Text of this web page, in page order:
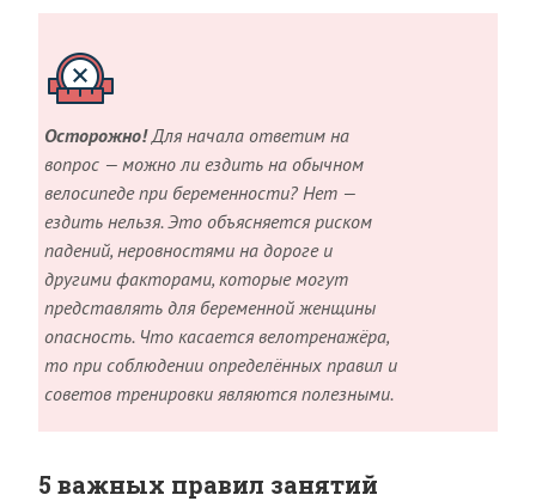
Осторожно!Для начала ответим на
вопрос — можно ли ездить на обычном
велосипеде при беременности? Нет —
ездить нельзя. Это объясняется риском
падений, неровностями на дороге и
другими факторами, которые могут
представлять для беременной женщины
опасность. Что касается велотренажёра,
то при соблюдении определённых правил и
советов тренировки являются полезными.
5 важных правил занятий